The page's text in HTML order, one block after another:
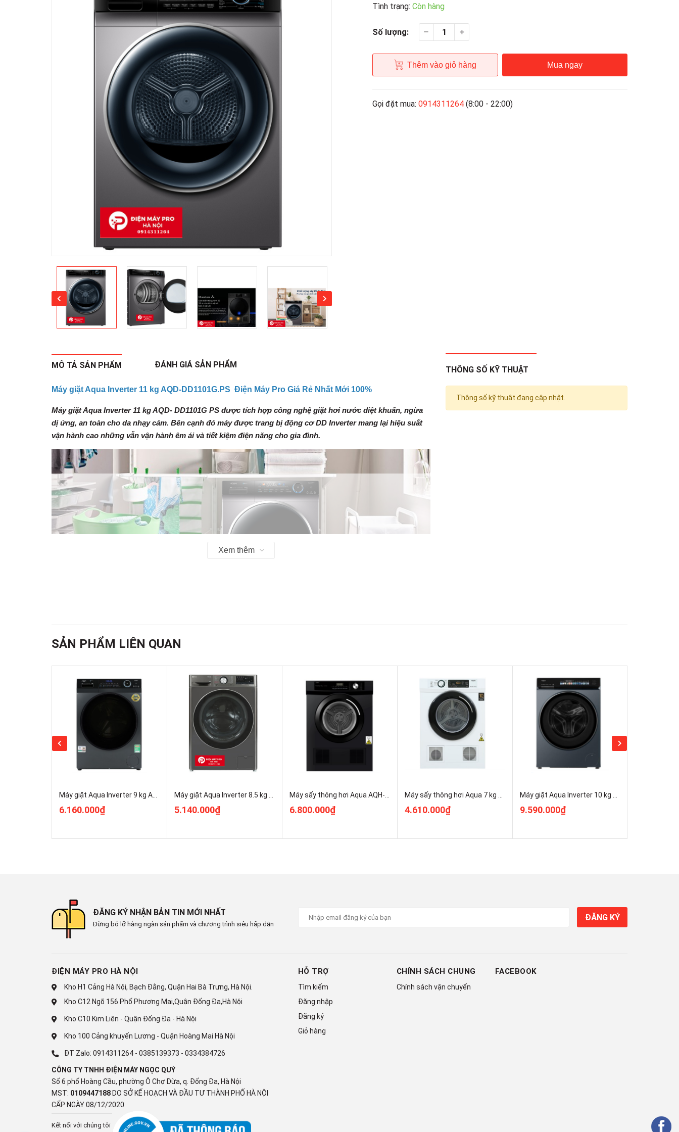
Tình trạng: Còn hàng
Số lượng:
Thêm vào giỏ hàng Mua ngay
Gọi đặt mua: 0914311264 (8:00 - 22:00)
MÔ TẢ SẢN PHẨM ĐÁNH GIÁ SẢN PHẨM
Máy giặt Aqua Inverter 11 kg AQD-DD1101G.PS Điện Máy Pro Giá Rẻ Nhất Mới 100%
Máy giặt Aqua Inverter 11 kg AQD- DD1101G PS được tích hợp công nghệ giặt hơi nước diệt khuẩn, ngừa
dị ứng, an toàn cho da nhạy cảm. Bên cạnh đó máy được trang bị động cơ DD Inverter mang lại hiệu suất
vận hành cao những vẫn vận hành êm ái và tiết kiệm điện năng cho gia đình.
Tổng quan thiết kế
máy giặt cửa trước - lồng ngang. Sở hữu gam màu ánh bạc sang trọng.
- Bảng điều khiển ếng Việt
núm xoay lựa chọn chương trình giặt và màn hình LED hiển thị thông
số, dễ dàng sử dụng, đặc biệt là những gia đình có người lớn tuổi.
Nắp máy bằng kính kết hợp nhựa ABSmang lại sự chắc chắn, bền bỉ, hạn chế bỏng rát khi vô tình chạm tay
- Lồng giặtkích thước lớn 525 mm làm từ vật liệu thép không gỉ với các lỗ thoát nước nhỏ, cùng
thiết kế dạng
hình gối (Pillow)
giúp các tia nước phun ra mạnh hơn, nâng cao hiệu quả giặt. Bề mặt lồng giặt không mối nối,
*Hình ảnh chỉ mang tính chất minh họa
Khối lượng giặt và chương trình giặt
các gia đình có ít thành viên hơn nhưng nhu cầu giặt giũ cao, có thói quen để dồn quần áo giặt 1 lần trong tuần.
Xem thêm
THÔNG SỐ KỸ THUẬT
Thông số kỹ thuật đang cập nhật.
SẢN PHẨM LIÊN QUAN
Máy giặt Aqua Inverter 9 kg AQD-D902G.BK Giá Rẻ
6.160.000₫
Máy giặt Aqua Inverter 8.5 kg AQD-A852J BK Kho Điện Máy Pro Rẻ Nhất
5.140.000₫
Máy sấy thông hơi Aqua AQH-V901K PS 9kg Chính Hãng Nguyên Seal
6.800.000₫
Máy sấy thông hơi Aqua 7 kg AQH-V700FW Chính Hãng Nguyên Seal
4.610.000₫
Máy giặt Aqua Inverter 10 kg AW10-BD4377U1L(GN) Giá Rẻ Nhất
9.590.000₫
ĐĂNG KÝ NHẬN BẢN TIN MỚI NHẤT
Đừng bỏ lỡ hàng ngàn sản phẩm và chương trình siêu hấp dẫn
ĐĂNG KÝ
ĐIỆN MÁY PRO HÀ NỘI
Kho H1 Cảng Hà Nội, Bạch Đằng, Quận Hai Bà Trưng, Hà Nội.
Kho C12 Ngõ 156 Phố Phương Mai,Quận Đống Đa,Hà Nội
Kho C10 Kim Liên - Quận Đống Đa - Hà Nội
Kho 100 Cảng khuyến Lương - Quận Hoàng Mai Hà Nội
ĐT Zalo: 0914311264 - 0385139373 - 0334384726
CÔNG TY TNHH ĐIỆN MÁY NGỌC QUÝ
Số 6 phố Hoàng Cầu, phường Ô Chợ Dừa, q. Đống Đa, Hà Nội
MST: 0109447188DO SỞ KẾ HOẠCH VÀ ĐẦU TƯ THÀNH PHỐ HÀ NỘI
CẤP NGÀY 08/12/2020.
Kết nối với chúng tôi
HỖ TRỢ
Tìm kiếm
Đăng nhập
Đăng ký
Giỏ hàng
CHÍNH SÁCH CHUNG
Chính sách vận chuyển
FACEBOOK